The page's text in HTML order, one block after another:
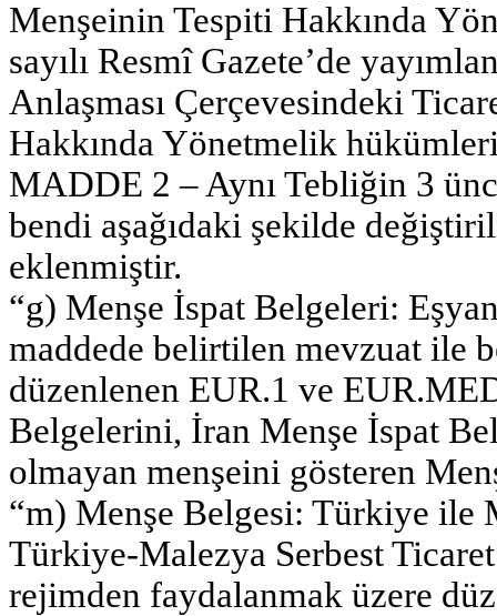
Menşeinin Tespiti Hakkında
sayılı Resmî Gazete’de
Anlaşması Çerçevesindeki
Hakkında Yönetmelik
MADDE 2 – Aynı Tebliğin 3
bendi aşağıdaki şekilde
eklenmiştir.
“g) Menşe İspat Belgeleri:
maddede belirtilen mevzuat ile
düzenlenen EUR.1 ve
Belgelerini, İran Menşe İspat
olmayan menşeini gösteren
“m) Menşe Belgesi: Türkiye ile
Türkiye-Malezya Serbest
rejimden faydalanmak üzere